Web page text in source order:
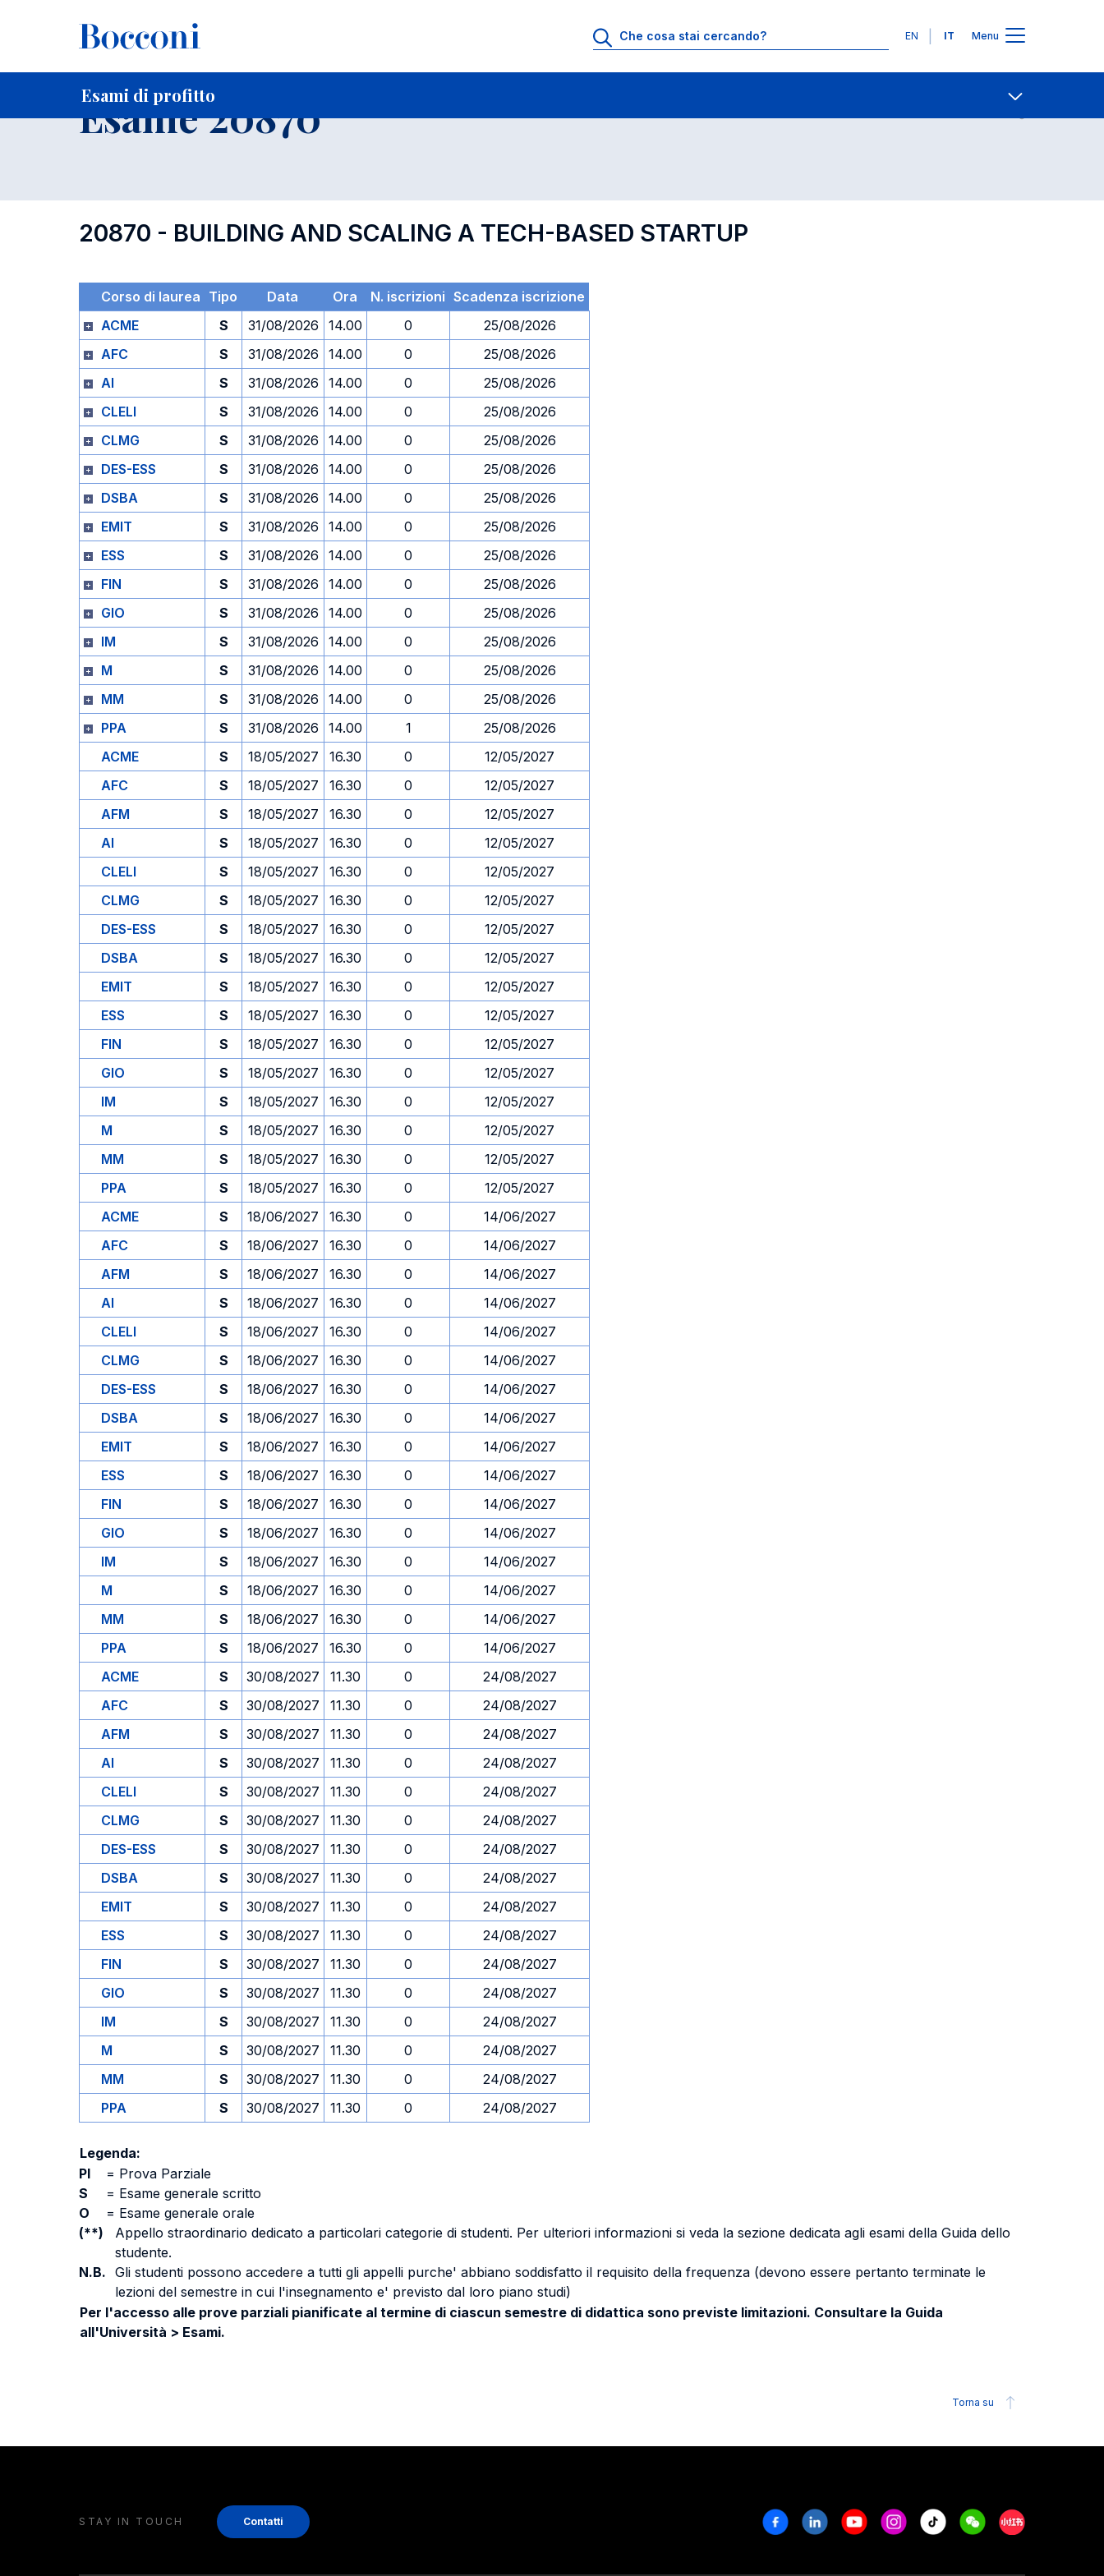
Lingue
EN IT Menu
Esami di profitto
Home Per studenti iscritti Contatti
Esame 20870
20870 - BUILDING AND SCALING A TECH-BASED STARTUP
Corso di laurea Tipo Data Ora N. iscrizioni Scadenza iscrizione
ACME
S 31/08/2026 14.00 0
25/08/2026
AFC
S 31/08/2026 14.00 0
25/08/2026
AI
S 31/08/2026 14.00 0
25/08/2026
CLELI
S 31/08/2026 14.00 0
25/08/2026
CLMG
S 31/08/2026 14.00 0
25/08/2026
DES-ESS
S 31/08/2026 14.00 0
25/08/2026
DSBA
S 31/08/2026 14.00 0
25/08/2026
EMIT
S 31/08/2026 14.00 0
25/08/2026
ESS
S 31/08/2026 14.00 0
25/08/2026
FIN
S 31/08/2026 14.00 0
25/08/2026
GIO
S 31/08/2026 14.00 0
25/08/2026
IM
S 31/08/2026 14.00 0
25/08/2026
M
S 31/08/2026 14.00 0
25/08/2026
MM
S 31/08/2026 14.00 0
25/08/2026
PPA
S 31/08/2026 14.00 1
25/08/2026
ACME
S 18/05/2027 16.30 0
12/05/2027
AFC
S 18/05/2027 16.30 0
12/05/2027
AFM
S 18/05/2027 16.30 0
12/05/2027
AI
S 18/05/2027 16.30 0
12/05/2027
CLELI
S 18/05/2027 16.30 0
12/05/2027
CLMG
S 18/05/2027 16.30 0
12/05/2027
DES-ESS
S 18/05/2027 16.30 0
12/05/2027
DSBA
S 18/05/2027 16.30 0
12/05/2027
EMIT
S 18/05/2027 16.30 0
12/05/2027
ESS
S 18/05/2027 16.30 0
12/05/2027
FIN
S 18/05/2027 16.30 0
12/05/2027
GIO
S 18/05/2027 16.30 0
12/05/2027
IM
S 18/05/2027 16.30 0
12/05/2027
M
S 18/05/2027 16.30 0
12/05/2027
MM
S 18/05/2027 16.30 0
12/05/2027
PPA
S 18/05/2027 16.30 0
12/05/2027
ACME
S 18/06/2027 16.30 0
14/06/2027
AFC
S 18/06/2027 16.30 0
14/06/2027
AFM
S 18/06/2027 16.30 0
14/06/2027
AI
S 18/06/2027 16.30 0
14/06/2027
CLELI
S 18/06/2027 16.30 0
14/06/2027
CLMG
S 18/06/2027 16.30 0
14/06/2027
DES-ESS
S 18/06/2027 16.30 0
14/06/2027
DSBA
S 18/06/2027 16.30 0
14/06/2027
EMIT
S 18/06/2027 16.30 0
14/06/2027
ESS
S 18/06/2027 16.30 0
14/06/2027
FIN
S 18/06/2027 16.30 0
14/06/2027
GIO
S 18/06/2027 16.30 0
14/06/2027
IM
S 18/06/2027 16.30 0
14/06/2027
M
S 18/06/2027 16.30 0
14/06/2027
MM
S 18/06/2027 16.30 0
14/06/2027
PPA
S 18/06/2027 16.30 0
14/06/2027
ACME
S 30/08/2027 11.30 0
24/08/2027
AFC
S 30/08/2027 11.30 0
24/08/2027
AFM
S 30/08/2027 11.30 0
24/08/2027
AI
S 30/08/2027 11.30 0
24/08/2027
CLELI
S 30/08/2027 11.30 0
24/08/2027
CLMG
S 30/08/2027 11.30 0
24/08/2027
DES-ESS
S 30/08/2027 11.30 0
24/08/2027
DSBA
S 30/08/2027 11.30 0
24/08/2027
EMIT
S 30/08/2027 11.30 0
24/08/2027
ESS
S 30/08/2027 11.30 0
24/08/2027
FIN
S 30/08/2027 11.30 0
24/08/2027
GIO
S 30/08/2027 11.30 0
24/08/2027
IM
S 30/08/2027 11.30 0
24/08/2027
M
S 30/08/2027 11.30 0
24/08/2027
MM
S 30/08/2027 11.30 0
24/08/2027
PPA
S 30/08/2027 11.30 0 24/08/2027
Legenda:
PI
= Prova Parziale
S
= Esame generale scritto
O
= Esame generale orale
(**)
Appello straordinario dedicato a particolari categorie di studenti. Per ulteriori informazioni si veda la sezione dedicata agli esami della Guida dello
studente.
N.B. Gli studenti possono accedere a tutti gli appelli purche' abbiano soddisfatto il requisito della frequenza (devono essere pertanto terminate le
lezioni del semestre in cui l'insegnamento e' previsto dal loro piano studi)
Per l'accesso alle prove parziali pianificate al termine di ciascun semestre di didattica sono previste limitazioni. Consultare la Guida
all'Università > Esami.
Torna su
STAY IN TOUCH Contatti FacebookLinkedinYoutubeInstagram
Tiktok WeechatXiaohongshu/